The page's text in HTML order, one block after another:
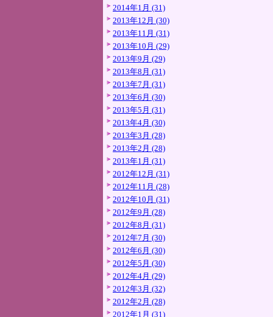
2014年1月 (31)
2013年12月 (30)
2013年11月 (31)
2013年10月 (29)
2013年9月 (29)
2013年8月 (31)
2013年7月 (31)
2013年6月 (30)
2013年5月 (31)
2013年4月 (30)
2013年3月 (28)
2013年2月 (28)
2013年1月 (31)
2012年12月 (31)
2012年11月 (28)
2012年10月 (31)
2012年9月 (28)
2012年8月 (31)
2012年7月 (30)
2012年6月 (30)
2012年5月 (30)
2012年4月 (29)
2012年3月 (32)
2012年2月 (28)
2012年1月 (31)